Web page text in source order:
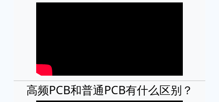
高频PCB和普通PCB有什么区别？